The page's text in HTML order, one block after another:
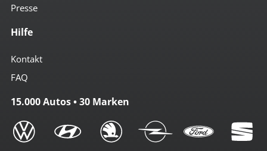
Presse
Hilfe
Kontakt
FAQ
15.000 Autos • 30 Marken